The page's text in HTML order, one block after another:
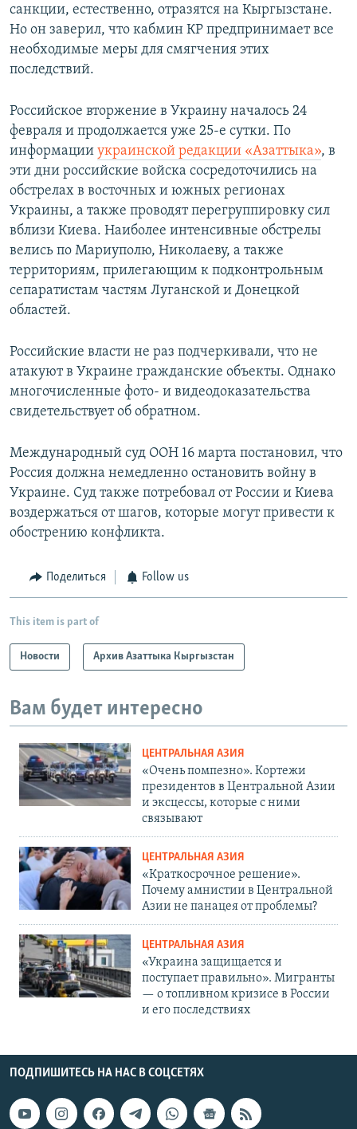
санкции, естественно, отразятся на Кыргызстане.
Но он заверил, что кабмин КР предпринимает все
необходимые меры для смягчения этих
последствий.
Российское вторжение в Украину началось 24
февраля и продолжается уже 25-е сутки. По
информации украинской редакции «Азаттыка», в
эти дни российские войска сосредоточились на
обстрелах в восточных и южных регионах
Украины, а также проводят перегруппировку сил
вблизи Киева. Наиболее интенсивные обстрелы
велись по Мариуполю, Николаеву, а также
территориям, прилегающим к подконтрольным
сепаратистам частям Луганской и Донецкой
областей.
Российские власти не раз подчеркивали, что не
атакуют в Украине гражданские объекты. Однако
многочисленные фото- и видеодоказательства
свидетельствует об обратном.
Международный суд ООН 16 марта постановил, что
Россия должна немедленно остановить войну в
Украине. Суд также потребовал от России и Киева
воздержаться от шагов, которые могут привести к
обострению конфликта.
Поделиться Follow us
This item is part of
Новости Архив Азаттыка Кыргызстан
Вам будет интересно
ЦЕНТРАЛЬНАЯ АЗИЯ
«Очень помпезно». Кортежи
президентов в Центральной Азии
и эксцессы, которые с ними
связывают
ЦЕНТРАЛЬНАЯ АЗИЯ
«Краткосрочное решение».
Почему амнистии в Центральной
Азии не панацея от проблемы?
ЦЕНТРАЛЬНАЯ АЗИЯ
«Украина защищается и
поступает правильно». Мигранты
— о топливном кризисе в России
и его последствиях
ПОДПИШИТЕСЬ НА НАС В СОЦСЕТЯХ